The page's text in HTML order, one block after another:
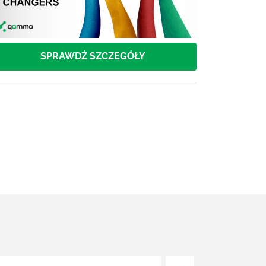
SPRAWDŹ SZCZEGÓŁY